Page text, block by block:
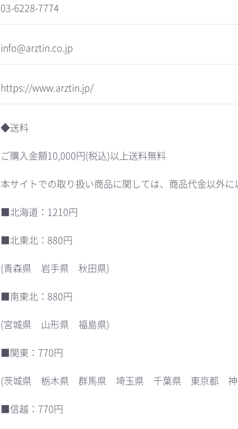
03-6228-7774
info@arztin.co.jp
https://www.arztin.jp/
◆送料
ご購入金額10,000円(税込)以上送料無料
本サイトでの取り扱い商品に関しては、商品代金以外に
■北海道：1210円
■北東北：880円
(青森県 岩手県 秋田県)
■南東北：880円
(宮城県 山形県 福島県)
■関東：770円
(茨城県 栃木県 群馬県 埼玉県 千葉県 東京都 神
■信越：770円